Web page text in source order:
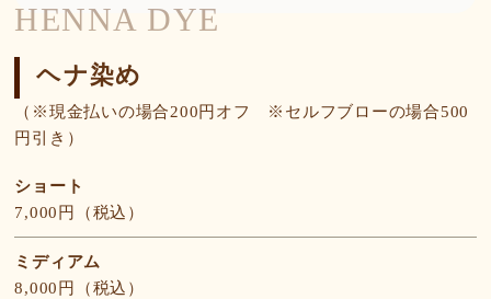
HENNA DYE
ヘナ染め
（※現金払いの場合200円オフ ※セルフブローの場合500
円引き）
ショート
7,000円（税込）
ミディアム
8,000円（税込）